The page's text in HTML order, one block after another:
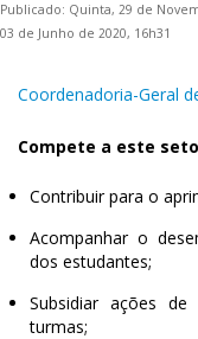
Publicado: Quinta, 29 de
03 de Junho de 2020, 16h31
Coordenadoria-Geral
Compete a este
Contribuir para o
Acompanhar o
dos estudantes;
Subsidiar ações
turmas;